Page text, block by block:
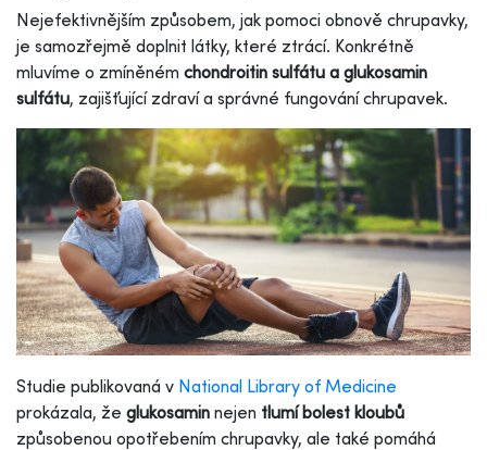
Nejefektivnějším způsobem, jak pomoci obnově chrupavky,
je samozřejmě doplnit látky, které ztrácí. Konkrétně
mluvíme o zmíněném chondroitin sulfátu a glukosamin
sulfátu, zajišťující zdraví a správné fungování chrupavek.
Studie publikovaná v National Library of Medicine
prokázala, že glukosamin nejen tlumí bolest kloubů
způsobenou opotřebením chrupavky, ale také pomáhá